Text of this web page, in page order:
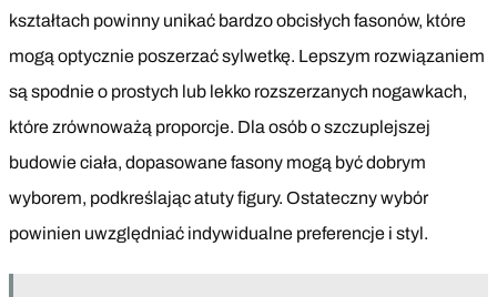
kształtach powinny unikać bardzo obcisłych fasonów, które
mogą optycznie poszerzać sylwetkę. Lepszym rozwiązaniem
są spodnie o prostych lub lekko rozszerzanych nogawkach,
które zrównoważą proporcje. Dla osób o szczuplejszej
budowie ciała, dopasowane fasony mogą być dobrym
wyborem, podkreślając atuty figury. Ostateczny wybór
powinien uwzględniać indywidualne preferencje i styl.